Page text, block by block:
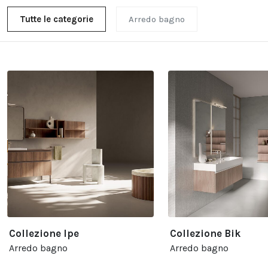
Tutte le categorie Arredo bagno
Collezione Ipe
Arredo bagno
Collezione Bik
Arredo bagno